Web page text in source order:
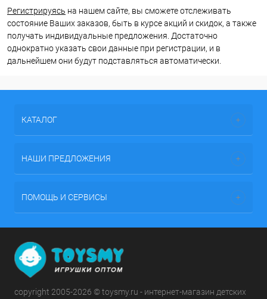
Регистрируясь на нашем сайте, вы сможете отслеживать
состояние Ваших заказов, быть в курсе акций и скидок, а также
получать индивидуальные предложения. Достаточно
однократно указать свои данные при регистрации, и в
дальнейшем они будут подставляться автоматически.
КАТАЛОГ
НАШИ ПРЕДЛОЖЕНИЯ
ПОМОЩЬ И СЕРВИСЫ
copyright 2005-2026 © toysmy.ru - интернет-магазин детских